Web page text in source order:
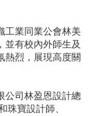
工業同業公會林美
並有校內外師生及
熱烈，展現高度關
公司林盈恩設計總
珠寶設計師、